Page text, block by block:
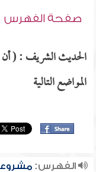
صفحة الفهرس
الحديث الشريف : ( أن
المواضع التالية
الفهرس: